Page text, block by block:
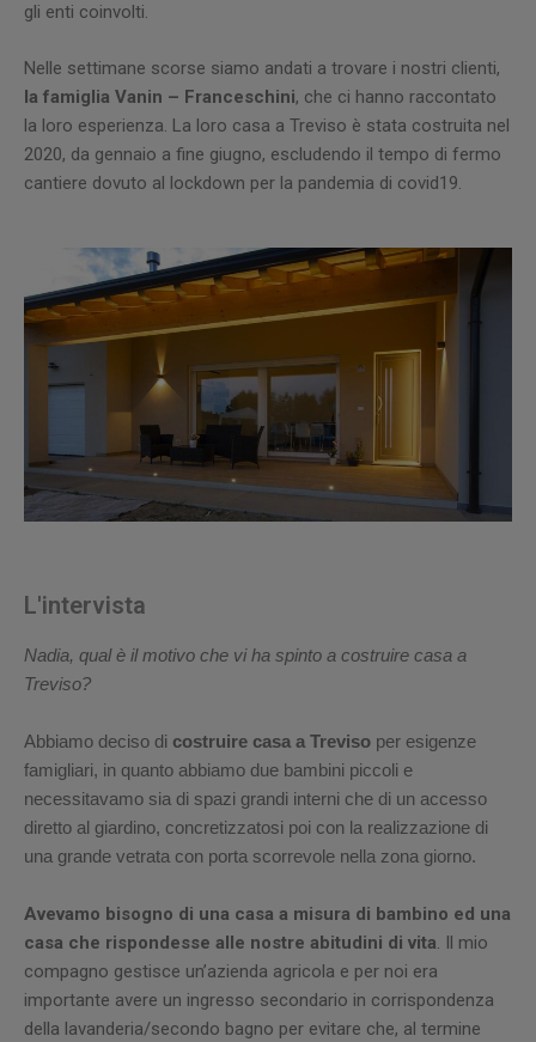
gli enti coinvolti.
Nelle settimane scorse siamo andati a trovare i nostri clienti,
la famiglia Vanin – Franceschini, che ci hanno raccontato
la loro esperienza. La loro casa a Treviso è stata costruita nel
2020, da gennaio a fine giugno, escludendo il tempo di fermo
cantiere dovuto al lockdown per la pandemia di covid19.
L'intervista
Nadia, qual è il motivo che vi ha spinto a costruire casa a
Treviso?
Abbiamo deciso di costruire casa a Treviso per esigenze
famigliari, in quanto abbiamo due bambini piccoli e
necessitavamo sia di spazi grandi interni che di un accesso
diretto al giardino, concretizzatosi poi con la realizzazione di
una grande vetrata con porta scorrevole nella zona giorno.
Avevamo bisogno di una casa a misura di bambino ed una
casa che rispondesse alle nostre abitudini di vita. Il mio
compagno gestisce un’azienda agricola e per noi era
importante avere un ingresso secondario in corrispondenza
della lavanderia/secondo bagno per evitare che, al termine